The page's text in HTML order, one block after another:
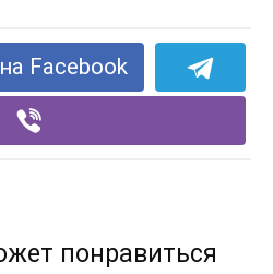
Facebook
понравиться